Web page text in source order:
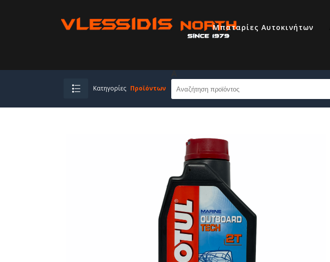
Μπαταρίες Αυτοκινήτων
Κατηγορίες Προϊόντων
A